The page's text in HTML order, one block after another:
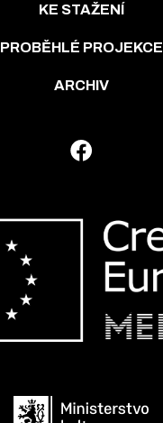
KE STAŽENÍ
PROBĚHLÉ PROJEKCE
ARCHIV